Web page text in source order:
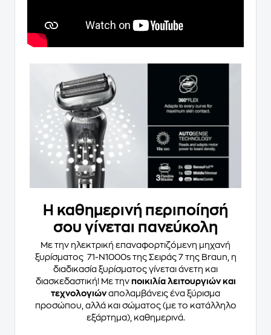
Η καθημερινή περιποίησή
σου γίνεται πανεύκολη
Με την ηλεκτρική επαναφορτιζόμενη μηχανή
ξυρίσματος 71-N1000s της Σειράς 7 της Braun, η
διαδικασία ξυρίσματος γίνεται άνετη και
διασκεδαστική! Με την ποικιλία λειτουργιών και
τεχνολογιώναπολαμβάνεις ένα ξύρισμα
προσώπου, αλλά και σώματος (με το κατάλληλο
εξάρτημα), καθημερινά.